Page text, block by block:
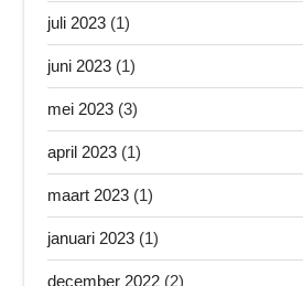
juli 2023(1)
juni 2023(1)
mei 2023(3)
april 2023(1)
maart 2023(1)
januari 2023(1)
december 2022(2)